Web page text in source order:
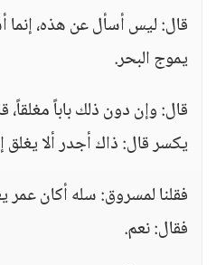
قال: ليس أسأل عن هذه، إنما
يموج البحر.
قال: وإن دون ذلك باباً
يكسر قال: ذاك أجدر ألا يغلق
فقلنا لمسروق: سله أكان عمر
فقال: نعم.